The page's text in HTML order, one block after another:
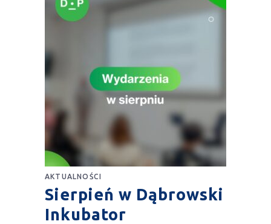
AKTUALNOŚCI
Sierpień w Dąbrowski
Inkubator